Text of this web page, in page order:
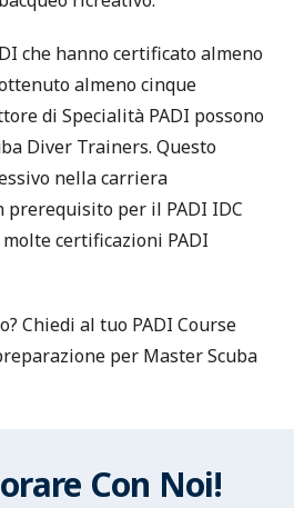
che hanno certificato almeno
almeno cinque
di Specialità PADI possono
Diver Trainers. Questo
nella carriera
prerequisito per il PADI IDC
certificazioni PADI
Chiedi al tuo PADI Course
per Master Scuba
Con Noi!